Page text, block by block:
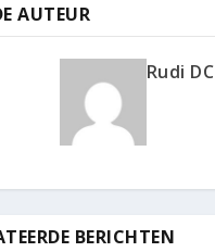
AUTEUR
Rudi DC
BERICHTEN